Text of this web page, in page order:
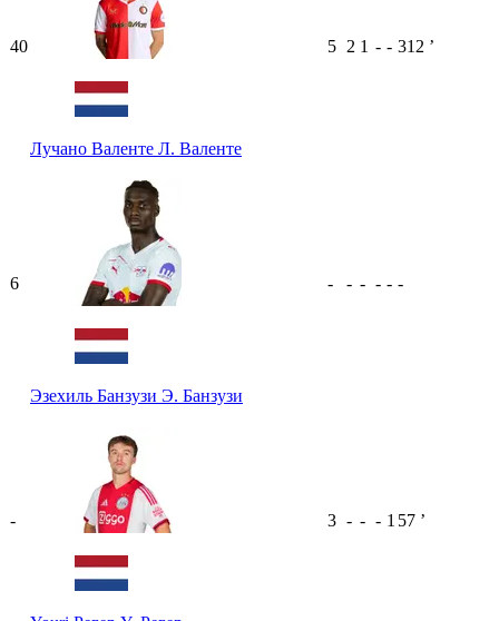
40
Лучано Валенте Л. Валенте
5 2 1 - - 312 ʼ
6
Эзехиль Банзузи Э. Банзузи
- - - - - -
- 3 - - - 1 57 ʼ